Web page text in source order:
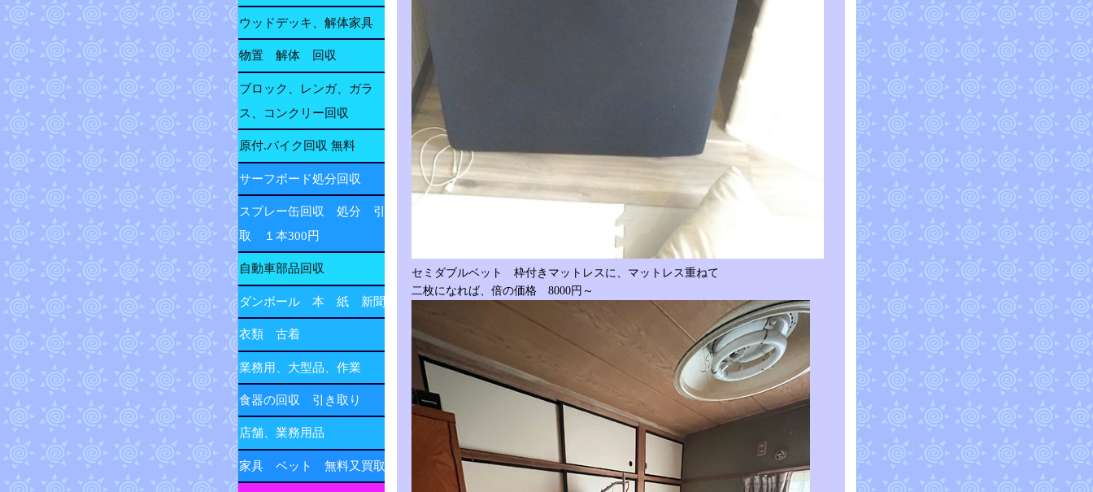
セミダブルベット 枠付きマットレスに、マットレス重ねて
二枚になれば、倍の価格 8000円～
ウッドデッキ、解体家具
物置 解体 回収
ブロック、レンガ、ガラ
ス、コンクリー回収
原付.バイク回収 無料
サーフボード処分回収
スプレー缶回収 処分 引
取 １本300円
自動車部品回収
ダンボール 本 紙 新聞
衣類 古着
業務用、大型品、作業
食器の回収 引き取り
店舗、業務用品
家具 ベット 無料又買取